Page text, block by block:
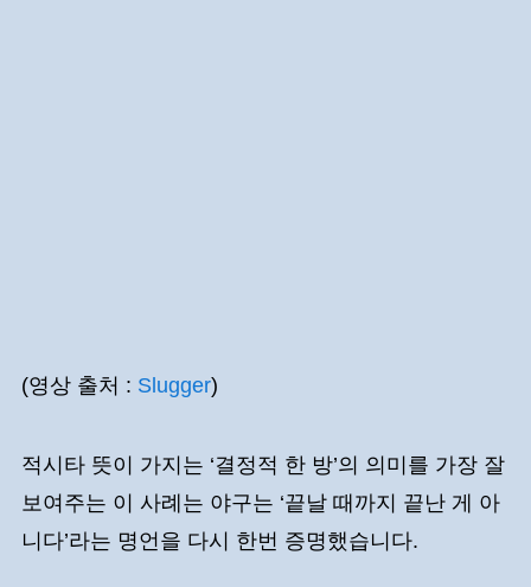
(영상 출처 : Slugger)
적시타 뜻이 가지는 ‘결정적 한 방’의 의미를 가장 잘
보여주는 이 사례는 야구는 ‘끝날 때까지 끝난 게 아
니다’라는 명언을 다시 한번 증명했습니다.